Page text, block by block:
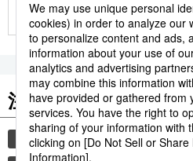
もっと見る
注目のキーワード
共同通信ニュース 気象庁